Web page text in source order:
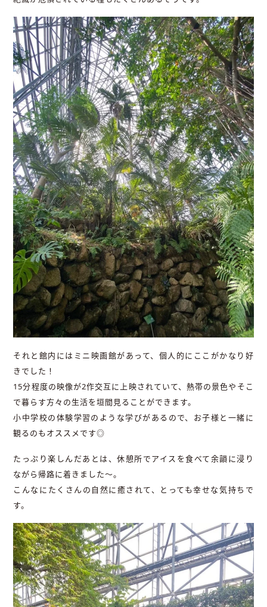
それと館内にはミニ映画館があって、個人的にここがかなり好
きでした！
15分程度の映像が2作交互に上映されていて、熱帯の景色やそこ
で暮らす方々の生活を垣間見ることができます。
小中学校の体験学習のような学びがあるので、お子様と一緒に
観るのもオススメです◎
たっぷり楽しんだあとは、休憩所でアイスを食べて余韻に浸り
ながら帰路に着きました〜。
こんなにたくさんの自然に癒されて、とっても幸せな気持ちで
す。